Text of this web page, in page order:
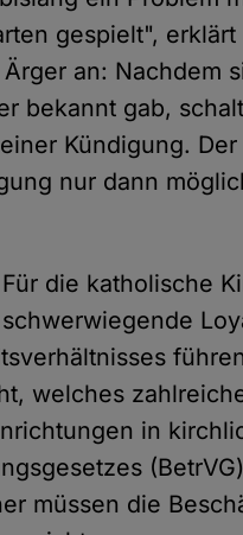
gespielt",
an: Nachdem
bekannt gab,
Kündigung.
nur dann
die katholische
welches
in
müssen die